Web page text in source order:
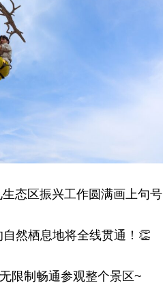
态区振兴工作圆满画上句号
然栖息地将全线贯通！👏
限制畅通参观整个景区~